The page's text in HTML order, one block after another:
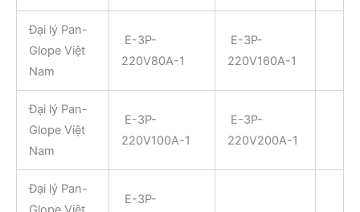
Đại lý Pan-
Glope Việt
Nam
E-3P-
220V80A-1
E-3P-
220V160A-1
Đại lý Pan-
Glope Việt
Nam
E-3P-
220V100A-1
E-3P-
220V200A-1
Đại lý Pan-
E-3P-